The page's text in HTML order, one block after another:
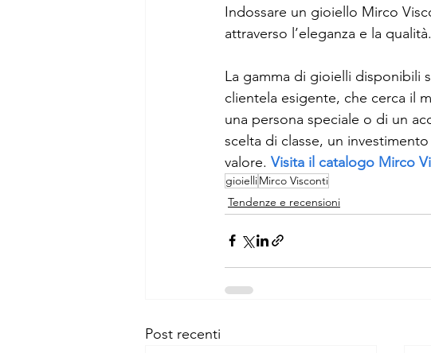
Indossare un gioiello Mirco
attraverso l’eleganza e la qualità.
La gamma di gioielli disponibili
clientela esigente, che cerca il
una persona speciale o di un
scelta di classe, un
valore. Visita il catalogo Mirco
gioielliMirco Visconti
Tendenze e recensioni
Post recenti